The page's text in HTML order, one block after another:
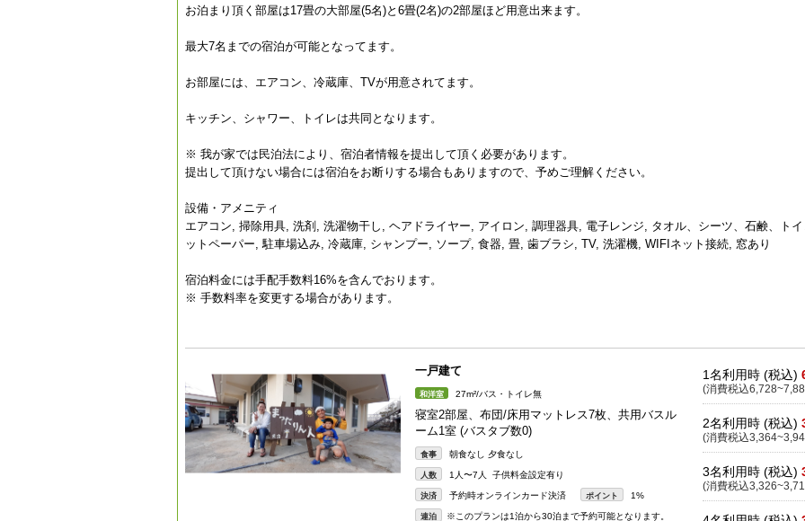
お泊まり頂く部屋は17畳の大部屋(5名)と6畳(2名)の2部屋ほど用意出来ます。
最大7名までの宿泊が可能となってます。
お部屋には、エアコン、冷蔵庫、TVが用意されてます。
キッチン、シャワー、トイレは共同となります。
※ 我が家では民泊法により、宿泊者情報を提出して頂く必要があります。
提出して頂けない場合には宿泊をお断りする場合もありますので、予めご理解ください。
設備・アメニティ
エアコン, 掃除用具, 洗剤, 洗濯物干し, ヘアドライヤー, アイロン, 調理器具, 電子レンジ, タオル、シーツ、石鹸、ト
ットペーパー, 駐車場込み, 冷蔵庫, シャンプー, ソープ, 食器, 畳, 歯ブラシ, TV, 洗濯機, WIFIネット接続, 窓あり
宿泊料金には手配手数料16%を含んでおります。
※ 手数料率を変更する場合があります。
一戸建て
和洋室 27m²/バス・トイレ無
寝室2部屋、布団/床用マットレス7枚、共用バスル
ーム1室 (バスタブ数0)
食事 朝食なし 夕食なし
人数 1人〜7人 子供料金設定有り
決済 予約時オンラインカード決済 ポイント 1%
連泊 ※このプランは1泊から30泊まで予約可能となります。
1名利用時 (税込)
(消費税込
2名利用時 (税込)
(消費税込
3名利用時 (税込)
(消費税込